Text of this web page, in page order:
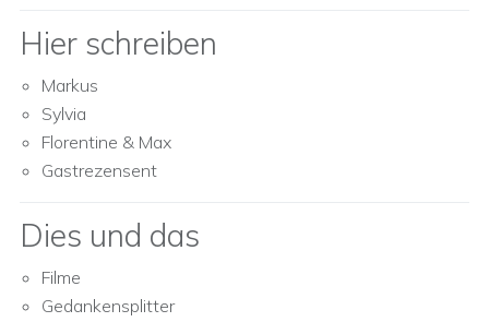
Hier schreiben
Markus
Sylvia
Florentine & Max
Gastrezensent
Dies und das
Filme
Gedankensplitter